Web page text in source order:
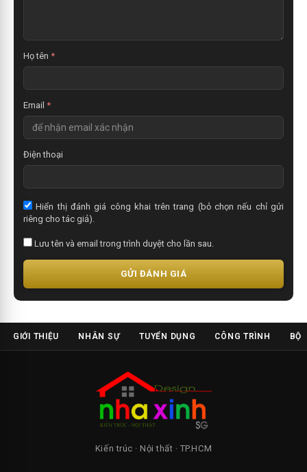
é
Họ tên *
Email *
Điện thoại
Hiển thị đánh giá công khai trên trang (bỏ chọn nếu chỉ gửi
riêng cho tác giả).
Lưu tên và email trong trình duyệt cho lần sau.
GỬI ĐÁNH GIÁ
GIỚI THIỆU NHÂN SỰ TUYỂN DỤNG CÔNG TRÌNH BỘ
Kiến trúc · Nội thất · TP.HCM